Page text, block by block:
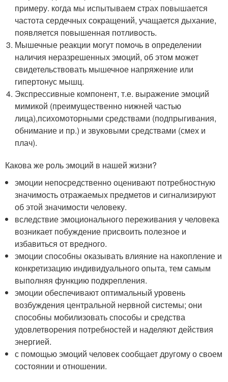
примеру. когда мы испытываем страх повышается
частота сердечных сокращений, учащается дыхание,
появляется повышенная потливость.
Мышечные реакции могут помочь в определении
наличия неразрешенных эмоций, об этом может
свидетельствовать мышечное напряжение или
гипертонус мышц.
Экспрессивные компонент, т.е. выражение эмоций
мимикой (преимущественно нижней частью
лица),психомоторными средствами (подпрыгивания,
обнимание и пр.) и звуковыми средствами (смех и
плач).
Какова же роль эмоций в нашей жизни?
эмоции непосредственно оценивают потребностную
значимость отражаемых предметов и сигнализируют
об этой значимости человеку.
вследствие эмоционального переживания у человека
возникает побуждение присвоить полезное и
избавиться от вредного.
эмоции способны оказывать влияние на накопление и
конкретизацию индивидуального опыта, тем самым
выполняя функцию подкрепления.
эмоции обеспечивают оптимальный уровень
возбуждения центральной нервной системы; они
способны мобилизовать способы и средства
удовлетворения потребностей и наделяют действия
энергией.
с помощью эмоций человек сообщает другому о своем
состоянии и отношении.